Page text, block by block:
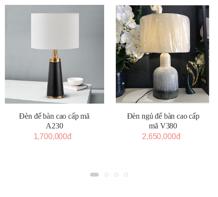
Đèn để bàn cao cấp mã
A230
1,700,000đ
Đèn ngủ để bàn cao cấp
mã V380
2,650,000đ